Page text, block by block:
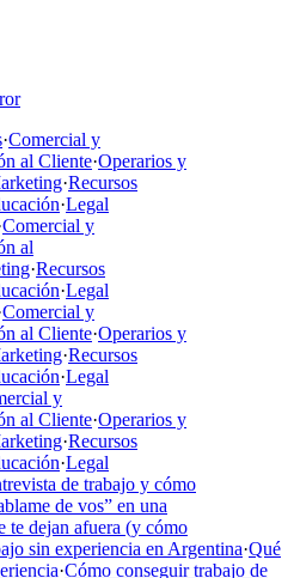
·Comercial y
al Cliente·Operarios y
·Recursos
·Legal
Comercial y
al
·Recursos
·Legal
Comercial y
al Cliente·Operarios y
·Recursos
·Legal
y
al Cliente·Operarios y
·Recursos
·Legal
de trabajo y cómo
de vos” en una
te dejan afuera (y cómo
sin experiencia en Argentina·Qué
·Cómo conseguir trabajo de